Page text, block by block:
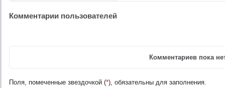
Комментарии пользователей
Комментариев пока
Поля, помеченные звездочкой (*), обязательны для заполнения.